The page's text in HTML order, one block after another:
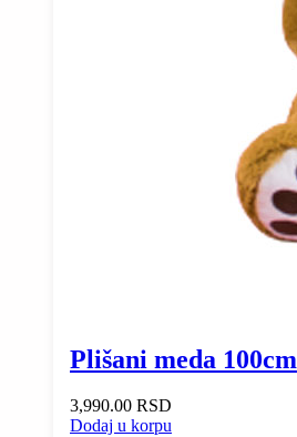
Plišani meda 100cm
3,990.00 RSD
Dodaj u korpu